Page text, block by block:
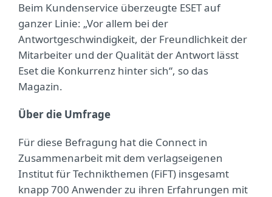
Beim Kundenservice überzeugte ESET auf
ganzer Linie: „Vor allem bei der
Antwortgeschwindigkeit, der Freundlichkeit der
Mitarbeiter und der Qualität der Antwort lässt
Eset die Konkurrenz hinter sich“, so das
Magazin.
Über die Umfrage
Für diese Befragung hat die Connect in
Zusammenarbeit mit dem verlagseigenen
Institut für Technikthemen (FiFT) insgesamt
knapp 700 Anwender zu ihren Erfahrungen mit